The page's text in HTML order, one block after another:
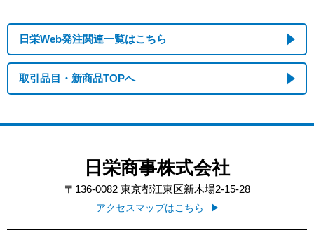
日栄Web発注関連一覧はこちら
取引品目・新商品TOPへ
日栄商事株式会社
〒136-0082 東京都江東区新木場2-15-28
アクセスマップはこちら